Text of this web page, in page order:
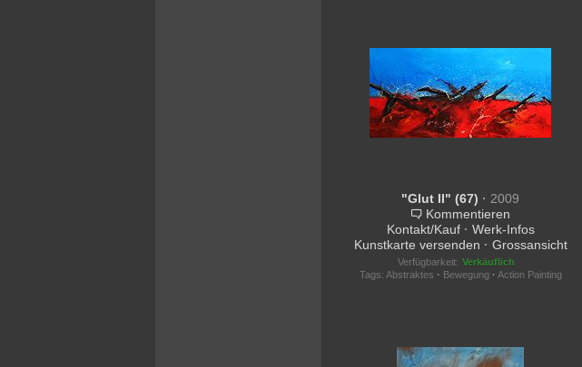
"Glut II" (67) · 2009
Kommentieren
Kontakt/Kauf · Werk-Infos
Kunstkarte versenden · Grossansicht
Verfügbarkeit: Verkäuflich
Tags: Abstraktes · Bewegung · Action Painting